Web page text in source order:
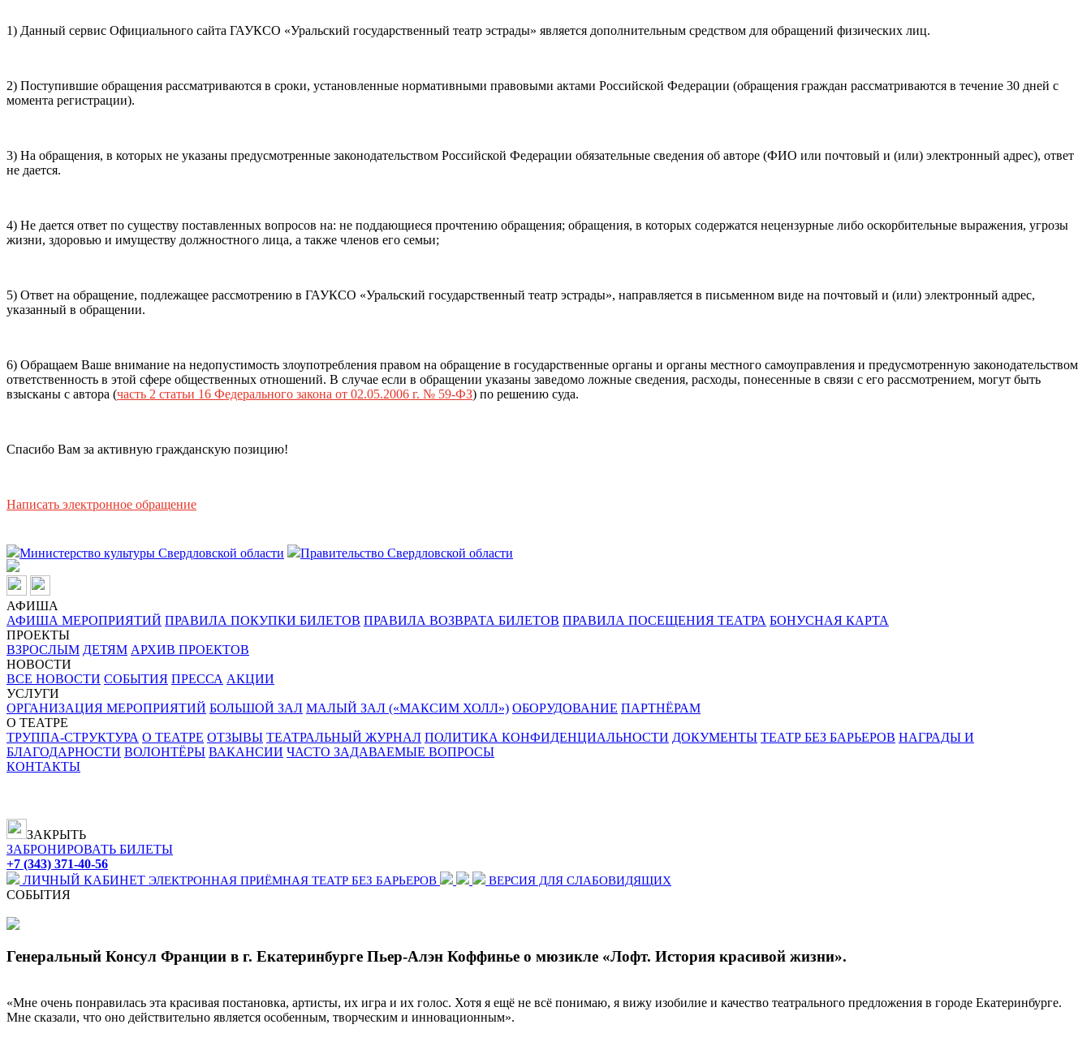
обработки персональных данных (политикой конфиденциальности) , принимаю её, и даю своё согласие на обработку своих персональных данных (фамилии, имени, адреса электронной
почты, контактного номера телефона).
1) Данный сервис Официального сайта ГАУКСО «Уральский государственный театр эстрады» является дополнительным средством для обращений физических лиц.
2) Поступившие обращения рассматриваются в сроки, установленные нормативными правовыми актами Российской Федерации (обращения граждан рассматриваются в течение 30 дней с
момента регистрации).
3) На обращения, в которых не указаны предусмотренные законодательством Российской Федерации обязательные сведения об авторе (ФИО или почтовый и (или) электронный адрес), ответ
не дается.
4) Не дается ответ по существу поставленных вопросов на: не поддающиеся прочтению обращения; обращения, в которых содержатся нецензурные либо оскорбительные выражения, угрозы
жизни, здоровью и имуществу должностного лица, а также членов его семьи;
5) Ответ на обращение, подлежащее рассмотрению в ГАУКСО «Уральский государственный театр эстрады», направляется в письменном виде на почтовый и (или) электронный адрес,
указанный в обращении.
6) Обращаем Ваше внимание на недопустимость злоупотребления правом на обращение в государственные органы и органы местного самоуправления и предусмотренную законодательством
ответственность в этой сфере общественных отношений. В случае если в обращении указаны заведомо ложные сведения, расходы, понесенные в связи с его рассмотрением, могут быть
взысканы с автора (часть 2 статьи 16 Федерального закона от 02.05.2006 г. № 59-ФЗ) по решению суда.
Спасибо Вам за активную гражданскую позицию!
Написать электронное обращение
Министерство культуры Свердловской области Правительство Свердловской области
АФИША
АФИША МЕРОПРИЯТИЙ ПРАВИЛА ПОКУПКИ БИЛЕТОВ ПРАВИЛА ВОЗВРАТА БИЛЕТОВ ПРАВИЛА ПОСЕЩЕНИЯ ТЕАТРА БОНУСНАЯ КАРТА
ПРОЕКТЫ
ВЗРОСЛЫМ ДЕТЯМ АРХИВ ПРОЕКТОВ
НОВОСТИ
ВСЕ НОВОСТИ СОБЫТИЯ ПРЕССА АКЦИИ
УСЛУГИ
ОРГАНИЗАЦИЯ МЕРОПРИЯТИЙ БОЛЬШОЙ ЗАЛ МАЛЫЙ ЗАЛ («МАКСИМ ХОЛЛ») ОБОРУДОВАНИЕ ПАРТНЁРАМ
О ТЕАТРЕ
ТРУППА-СТРУКТУРА О ТЕАТРЕ ОТЗЫВЫ ТЕАТРАЛЬНЫЙ ЖУРНАЛ ПОЛИТИКА КОНФИДЕНЦИАЛЬНОСТИ ДОКУМЕНТЫ ТЕАТР БЕЗ БАРЬЕРОВ НАГРАДЫ И
БЛАГОДАРНОСТИ ВОЛОНТЁРЫ ВАКАНСИИ ЧАСТО ЗАДАВАЕМЫЕ ВОПРОСЫ
КОНТАКТЫ
ЗАКРЫТЬ
ЗАБРОНИРОВАТЬ БИЛЕТЫ
+7 (343) 371-40-56
ЛИЧНЫЙ КАБИНЕТ ЭЛЕКТРОННАЯ ПРИЁМНАЯ ТЕАТР БЕЗ БАРЬЕРОВ ВЕРСИЯ ДЛЯ СЛАБОВИДЯЩИХ
СОБЫТИЯ
Генеральный Консул Франции в г. Екатеринбурге Пьер-Алэн Коффинье о мюзикле «Лофт. История красивой жизни».
«Мне очень понравилась эта красивая постановка, артисты, их игра и их голос. Хотя я ещё не всё понимаю, я вижу изобилие и качество театрального предложения в городе Екатеринбурге.
Мне сказали, что оно действительно является особенным, творческим и инновационным».